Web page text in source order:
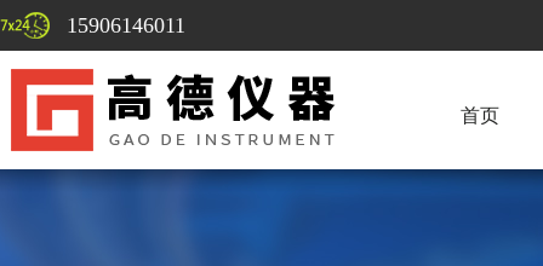
15906146011
首页